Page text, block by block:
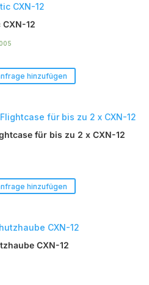
12
hinzufügen
für bis zu 2 x CXN-12
hinzufügen
CXN-12